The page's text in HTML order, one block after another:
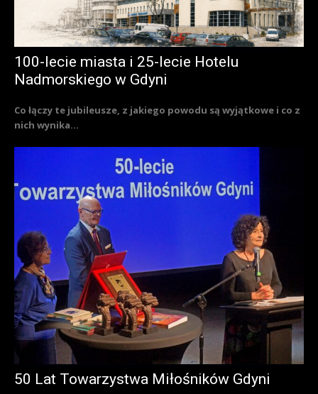
100-lecie miasta i 25-lecie Hotelu
Nadmorskiego w Gdyni
Co łączy te jubileusze, z jakiego powodu są wyjątkowe i co z
nich wynika...
50 Lat Towarzystwa Miłośników Gdyni